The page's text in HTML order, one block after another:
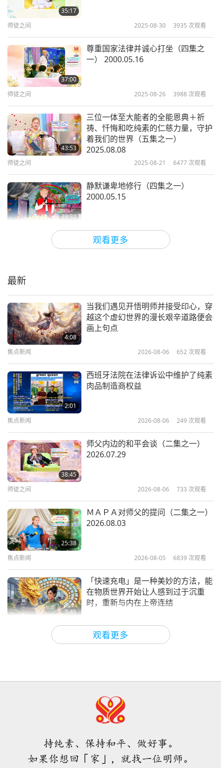
观看更多
35:17
师徒之间 2025-08-30 3935 次观看
37:00
尊重国家法律并诚心打坐（四集之
一） 2000.05.16
师徒之间 2025-08-26 3988 次观看
43:53
三位一体至大能者的全能恩典＋祈
祷、忏悔和吃纯素的仁慈力量，守护
着我们的世界（五集之一）
2025.08.08
师徒之间 2025-08-21 6477 次观看
39:32
静默谦卑地修行（四集之一）
2000.05.15
2025-08-17
解脱的背后有明师力量支持（五集之
一） 1993.04.22
明师永恒的眷顾（十集之一）
改善一切生活方式的法门（三集之
师父分享关于她才华洋溢的动物伙伴
观看更多
最新
4:08
当我们遇见开悟明师并接受印心，穿
越这个虚幻世界的漫长艰辛道路便会
画上句点
焦点新闻 2026-08-06 652 次观看
2:01
西班牙法院在法律诉讼中维护了纯素
肉品制造商权益
焦点新闻 2026-08-06 249 次观看
38:45
师父内边的和平会谈（二集之一）
2026.07.29
师徒之间 2026-08-06 733 次观看
25:38
ＭＡＰＡ对师父的提问（二集之一）
2026.08.03
焦点新闻 2026-08-05 6839 次观看
3:46
「快速充电」是一种美妙的方法，能
在物质世界开始让人感到过于沉重
时，重新与内在上帝连结
2026-08-05
38:07
22:27
伊斯兰的水资源道德观：摘自《圣
智慧之语 2026-08-05 208
持纯素、保持和平、做好事。
如果你想回「家」，就找一位明师。